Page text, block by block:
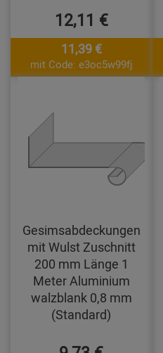
12,11 €
11,39 €
mit Code: e3oc5w99fj
Gesimsabdeckungen
mit Wulst Zuschnitt
200 mm Länge 1
Meter Aluminium
walzblank 0,8 mm
(Standard)